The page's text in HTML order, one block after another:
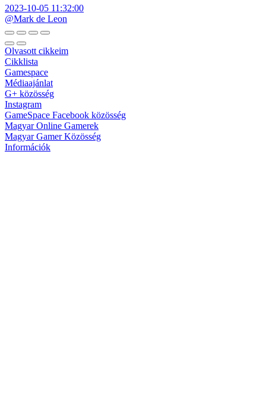
2023-10-05 11:32:00
@Mark de Leon
Olvasott cikkeim
Cikklista
Gamespace
Médiaajánlat
G+ közösség
Instagram
GameSpace Facebook közösség
Magyar Online Gamerek
Magyar Gamer Közösség
Információk